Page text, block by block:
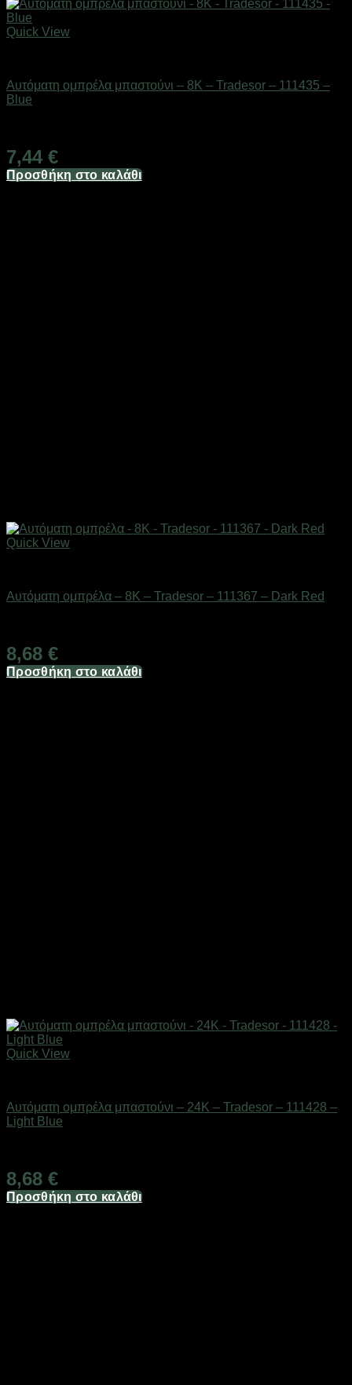
Quick View
Αυτόματη ομπρέλα μπαστούνι – 8K – Tradesor – 111435 –
Blue
7,44 €
Προσθήκη στο καλάθι
Quick View
Αυτόματη ομπρέλα – 8K – Tradesor – 111367 – Dark Red
8,68 €
Προσθήκη στο καλάθι
Quick View
Αυτόματη ομπρέλα μπαστούνι – 24K – Tradesor – 111428 –
Light Blue
8,68 €
Προσθήκη στο καλάθι